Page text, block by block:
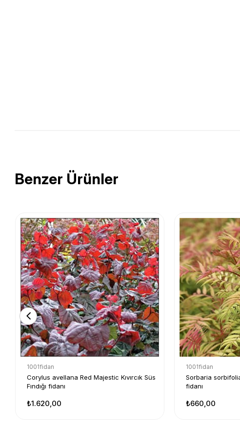
Benzer Ürünler
1001fidan
Corylus avellana Red Majestic Kıvırcık Süs
Fındığı fidanı
₺1.620,00
1001fidan
Sorbaria
fidanı
₺660,00